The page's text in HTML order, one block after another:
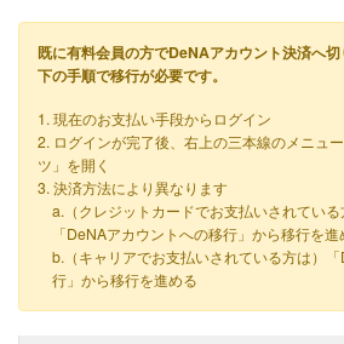
既に有料会員の方でDeNAアカウント決済へ
下の手順で移行が必要です。
1. 現在のお支払い手段からログイン
2. ログインが完了後、右上の三本線のメニュ
ツ」を開く
3. 決済方法により異なります
a.（クレジットカードでお支払いされてい
「DeNAアカウントへの移行」から移行を進
b.（キャリアでお支払いされている方は）
行」から移行を進める